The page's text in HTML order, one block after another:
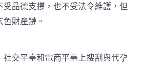
受品德支撐，也不受法令維護，但
財產鏈。
交平臺和電商平臺上搜刮與代孕